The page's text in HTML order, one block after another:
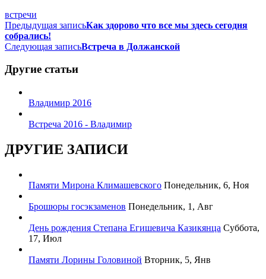
встречи
Предыдущая записьКак здорово что все мы здесь сегодня
собрались!
Следующая записьВстреча в Должанской
Другие статьи
Владимир 2016
Встреча 2016 - Владимир
ДРУГИЕ ЗАПИСИ
Памяти Мирона Климашевского Понедельник, 6, Ноя
Брошюры госэкзаменов Понедельник, 1, Авг
День рождения Степана Егишевича Казикянца Суббота,
17, Июл
Памяти Лорины Головиной Вторник, 5, Янв